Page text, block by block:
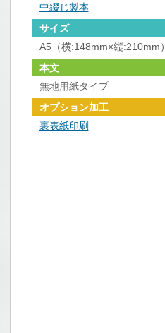
中綴じ製本
サイズ
A5（横:148mm×縦:210mm）
本文
無地用紙タイプ
オプション加工
裏表紙印刷